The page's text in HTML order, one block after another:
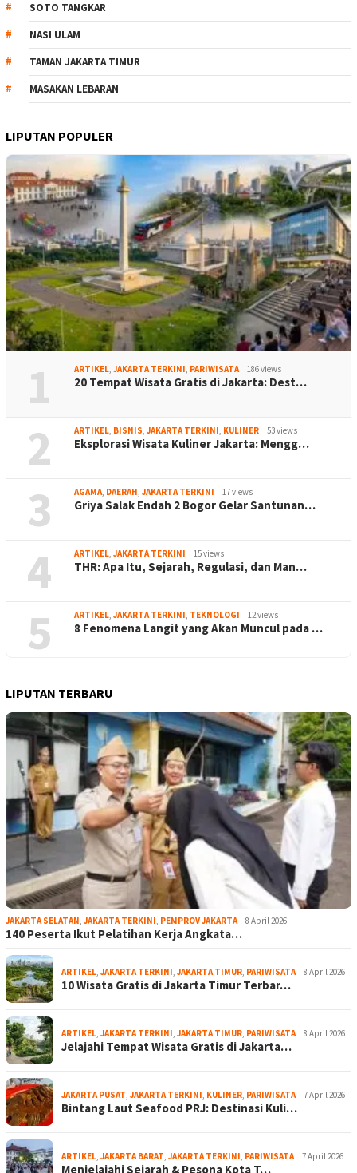
SOTO TANGKAR
NASI ULAM
TAMAN JAKARTA TIMUR
MASAKAN LEBARAN
LIPUTAN POPULER
1 ARTIKEL, JAKARTA TERKINI, PARIWISATA 186 views
20 Tempat Wisata Gratis di Jakarta: Dest…
2 ARTIKEL, BISNIS, JAKARTA TERKINI, KULINER 53 views
Eksplorasi Wisata Kuliner Jakarta: Mengg…
3 AGAMA, DAERAH, JAKARTA TERKINI 17 views
Griya Salak Endah 2 Bogor Gelar Santunan…
4 ARTIKEL, JAKARTA TERKINI 15 views
THR: Apa Itu, Sejarah, Regulasi, dan Man…
5 ARTIKEL, JAKARTA TERKINI, TEKNOLOGI 12 views
8 Fenomena Langit yang Akan Muncul pada …
LIPUTAN TERBARU
JAKARTA SELATAN, JAKARTA TERKINI, PEMPROV JAKARTA 8 April 2026
140 Peserta Ikut Pelatihan Kerja Angkata…
ARTIKEL, JAKARTA TERKINI, JAKARTA TIMUR, PARIWISATA 8 April 2026
10 Wisata Gratis di Jakarta Timur Terbar…
ARTIKEL, JAKARTA TERKINI, JAKARTA TIMUR, PARIWISATA 8 April 2026
Jelajahi Tempat Wisata Gratis di Jakarta…
JAKARTA PUSAT, JAKARTA TERKINI, KULINER, PARIWISATA 7 April 2026
Bintang Laut Seafood PRJ: Destinasi Kuli…
ARTIKEL, JAKARTA BARAT, JAKARTA TERKINI, PARIWISATA 7 April 2026
Menjelajahi Sejarah & Pesona Kota T…